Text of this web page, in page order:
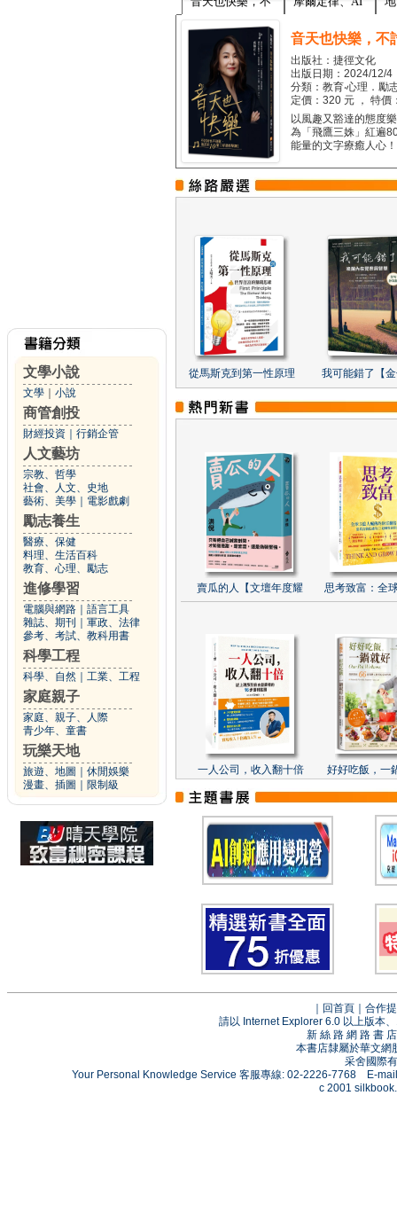
文學小說
文學 小說
商管創投
財經投資 行銷企管
人文藝坊
宗教、哲學
社會、人文、史地
藝術、美學
電影戲劇
勵志養生
醫療、保健
料理、生活百科
教育、心理、勵志
進修學習
電腦與網路
語言工具
雜誌、期刊
軍政、法律
參考、考試、教科用書
科學工程
科學、自然 工業、工程
家庭親子
家庭、親子、人際
青少年、童書
玩樂天地
旅遊、地圖
休閒娛樂
漫畫、插圖
限制級
音天也快樂，不
出版社：捷徑文化
出版日期：2024/12/4
分類：教育‧心理．勵
定價：320 元 ， 特價
以風趣又豁達的態度
為「飛鷹三姝」紅遍
能量的文字療癒人心
從馬斯克到第一性原理 我可能錯了【
賣瓜的人【文壇年度耀 思考致富：全
一人公司，收入翻十倍 好好吃飯，一
回首頁
合作
請以 Internet Explorer 6.0 以上版本
新 絲 路 網 路 書
本書店隸屬於華文網
采舍國際
Your Personal Knowledge Service 客服專線: 02-2226-7768 E-
c 2001